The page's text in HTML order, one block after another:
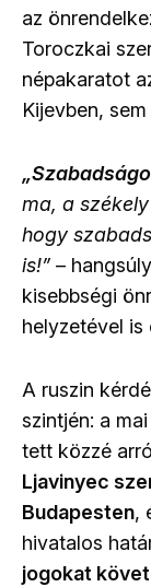
az
Toroczkai
népakaratot
Kijevben,
ma, a
hogy
is!” –
kisebbségi
helyzetével is
A ruszin
szintjén: a
tett közzé
Ljavinyec
Budapesten,
hivatalos
jogokat